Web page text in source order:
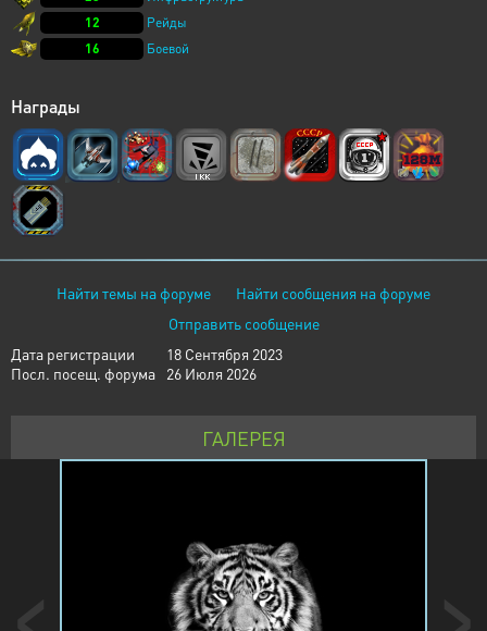
12
Рейды
16
Боевой
Награды
Найти темы на форуме
Найти сообщения на форуме
Отправить сообщение
Дата регистрации
18 Сентября 2023
Посл. посещ. форума
26 Июля 2026
ГАЛЕРЕЯ